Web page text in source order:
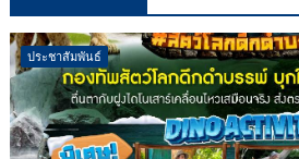
ประชาสัมพันธ์